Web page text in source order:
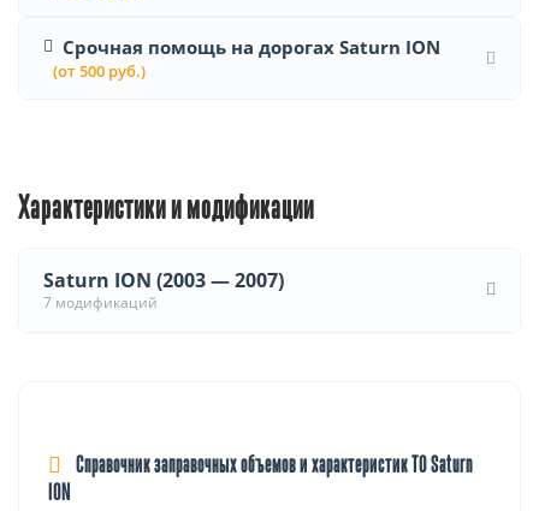
Срочная помощь на дорогах Saturn ION
(от 500 руб.)
Характеристики и модификации
Saturn ION (2003 — 2007)
7 модификаций
Справочник заправочных объемов и характеристик ТО Saturn
ION